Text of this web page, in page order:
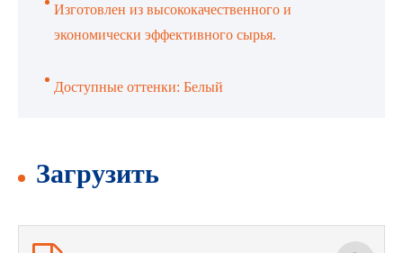
Изготовлен из высококачественного и
экономически эффективного сырья.
Доступные оттенки: Белый
Загрузить